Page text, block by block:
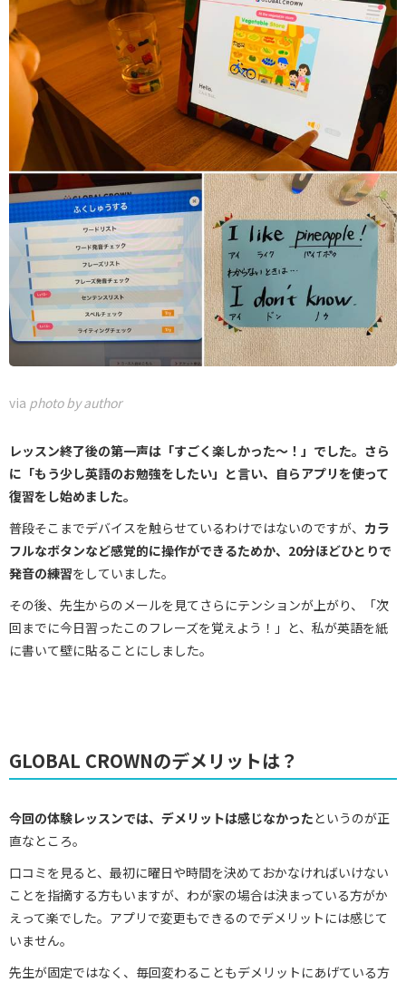
via photo by author
レッスン終了後の第一声は「すごく楽しかった～！」でした。さら
に「もう少し英語のお勉強をしたい」と言い、自らアプリを使って
復習をし始めました。
普段そこまでデバイスを触らせているわけではないのですが、 カラ
フルなボタンなど感覚的に操作ができるためか、20分ほどひとりで
発音の練習をしていました。
その後、先生からのメールを見てさらにテンションが上がり、「次
回までに今日習ったこのフレーズを覚えよう！」と、私が英語を紙
に書いて壁に貼ることにしました。
GLOBAL CROWNのデメリットは？
今回の体験レッスンでは、デメリットは感じなかったというのが正
直なところ。
口コミを見ると、最初に曜日や時間を決めておかなければいけない
ことを指摘する方もいますが、わが家の場合は決まっている方がか
えって楽でした。アプリで変更もできるのでデメリットには感じて
いません。
先生が固定ではなく、毎回変わることもデメリットにあげている方